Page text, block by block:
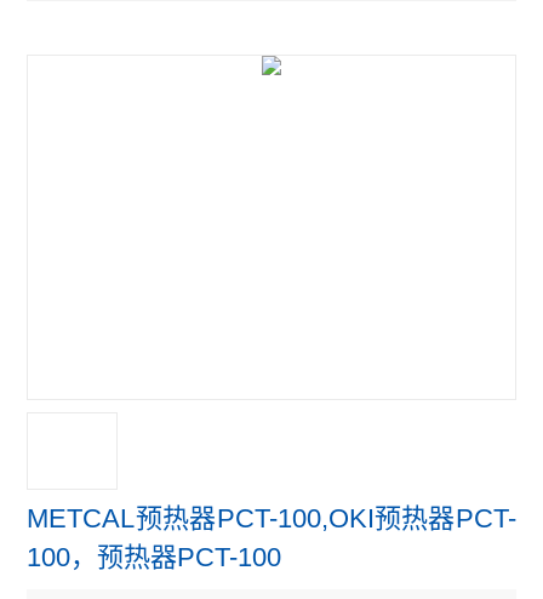
METCAL预热器PCT-100,OKI预热器PCT-
100，预热器PCT-100